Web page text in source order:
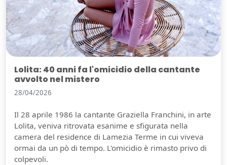
Lolita: 40 anni fa l'omicidio della cantante
avvolto nel mistero
28/04/2026
Il 28 aprile 1986 la cantante Graziella Franchini, in arte
Lolita, veniva ritrovata esanime e sfigurata nella
camera del residence di Lamezia Terme in cui viveva
ormai da un pò di tempo. L'omicidio è rimasto privo di
colpevoli.